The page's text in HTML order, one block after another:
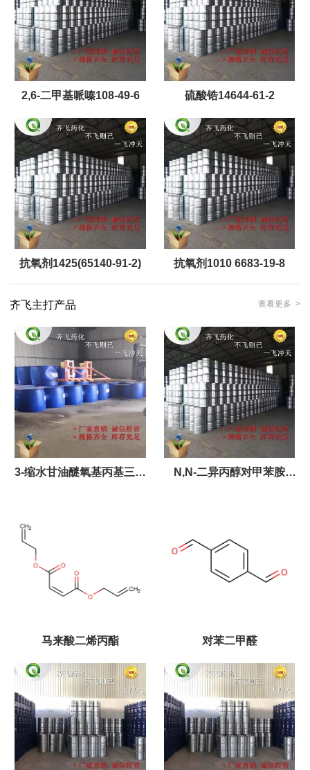
2,6-二甲基哌嗪108-49-6 硫酸锆14644-61-2
抗氧剂1425(65140-91-2) 抗氧剂1010 6683-19-8
齐飞主打产品 查看更多 >
3-缩水甘油醚氧基丙基三甲 N,N-二异丙醇对甲苯胺
马来酸二烯丙酯 对苯二甲醛